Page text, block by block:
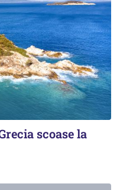
scoase la